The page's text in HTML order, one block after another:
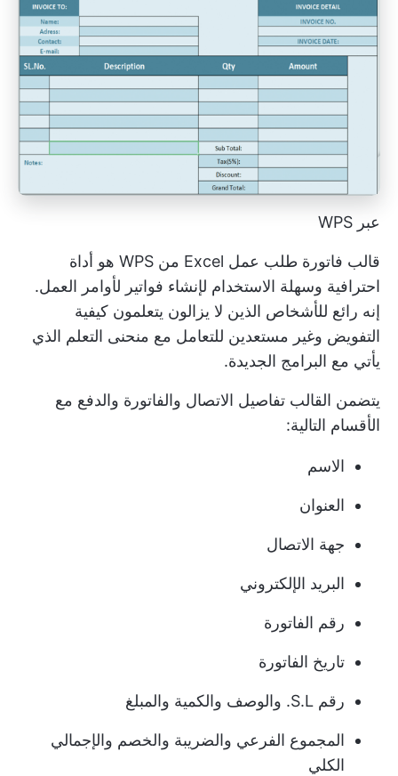
عبر WPS
قالب فاتورة طلب عمل Excel من WPS هو أداة
احترافية وسهلة الاستخدام لإنشاء فواتير لأوامر العمل.
إنه رائع للأشخاص الذين لا يزالون يتعلمون كيفية
التفويض وغير مستعدين للتعامل مع منحنى التعلم الذي
يأتي مع البرامج الجديدة.
يتضمن القالب تفاصيل الاتصال والفاتورة والدفع مع
الأقسام التالية:
الاسم
العنوان
جهة الاتصال
البريد الإلكتروني
رقم الفاتورة
تاريخ الفاتورة
رقم S.L. والوصف والكمية والمبلغ
المجموع الفرعي والضريبة والخصم والإجمالي
الكلي